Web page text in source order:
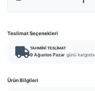
Teslimat Seçenekleri
TAHMINI TESLIMAT
9 Ağustos Pazar günü kargoda
Ürün Bilgileri